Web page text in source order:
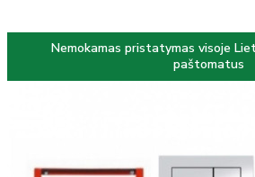
Nemokamas pristatymas visoje
paštomatus